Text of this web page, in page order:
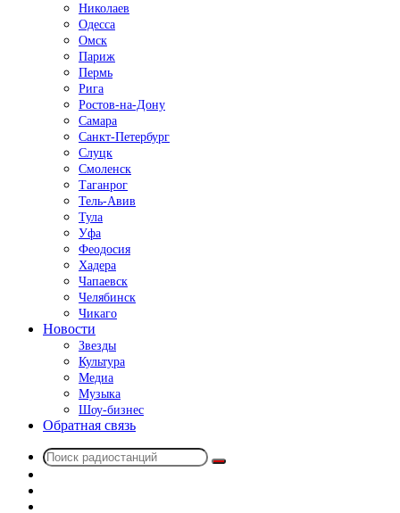
Николаев
Одесса
Омск
Париж
Пермь
Рига
Ростов-на-Дону
Самара
Санкт-Петербург
Слуцк
Смоленск
Таганрог
Тель-Авив
Тула
Уфа
Феодосия
Хадера
Чапаевск
Челябинск
Чикаго
Новости
Звезды
Культура
Медиа
Музыка
Шоу-бизнес
Обратная связь
Поиск